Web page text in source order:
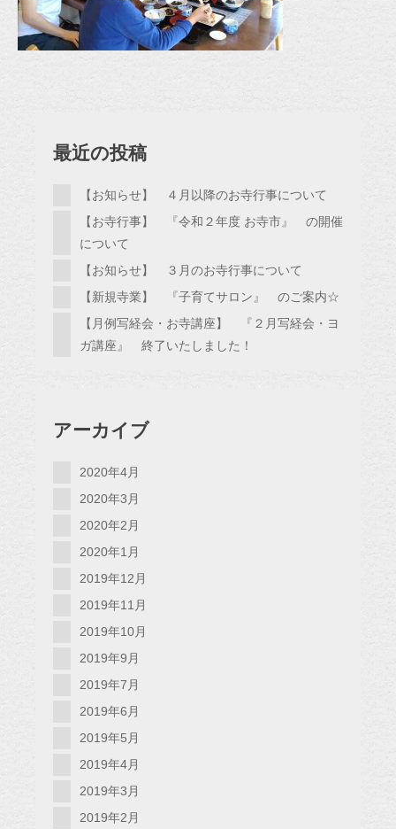
最近の投稿
【お知らせ】 ４月以降のお寺行事について
【お寺行事】 『令和２年度 お寺市』 の開催
について
【お知らせ】 ３月のお寺行事について
【新規寺業】 『子育てサロン』 のご案内☆
【月例写経会・お寺講座】 『２月写経会・ヨ
ガ講座』 終了いたしました！
アーカイブ
2020年4月
2020年3月
2020年2月
2020年1月
2019年12月
2019年11月
2019年10月
2019年9月
2019年7月
2019年6月
2019年5月
2019年4月
2019年3月
2019年2月